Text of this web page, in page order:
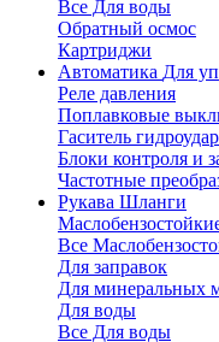
Все Для воды
Обратный осмос
Картриджи
Автоматика Для
Реле давления
Поплавковые
Гаситель
Блоки контроля и
Частотные
Рукава Шланги
Все
Для заправок
Для минеральных
Для воды
Все Для воды